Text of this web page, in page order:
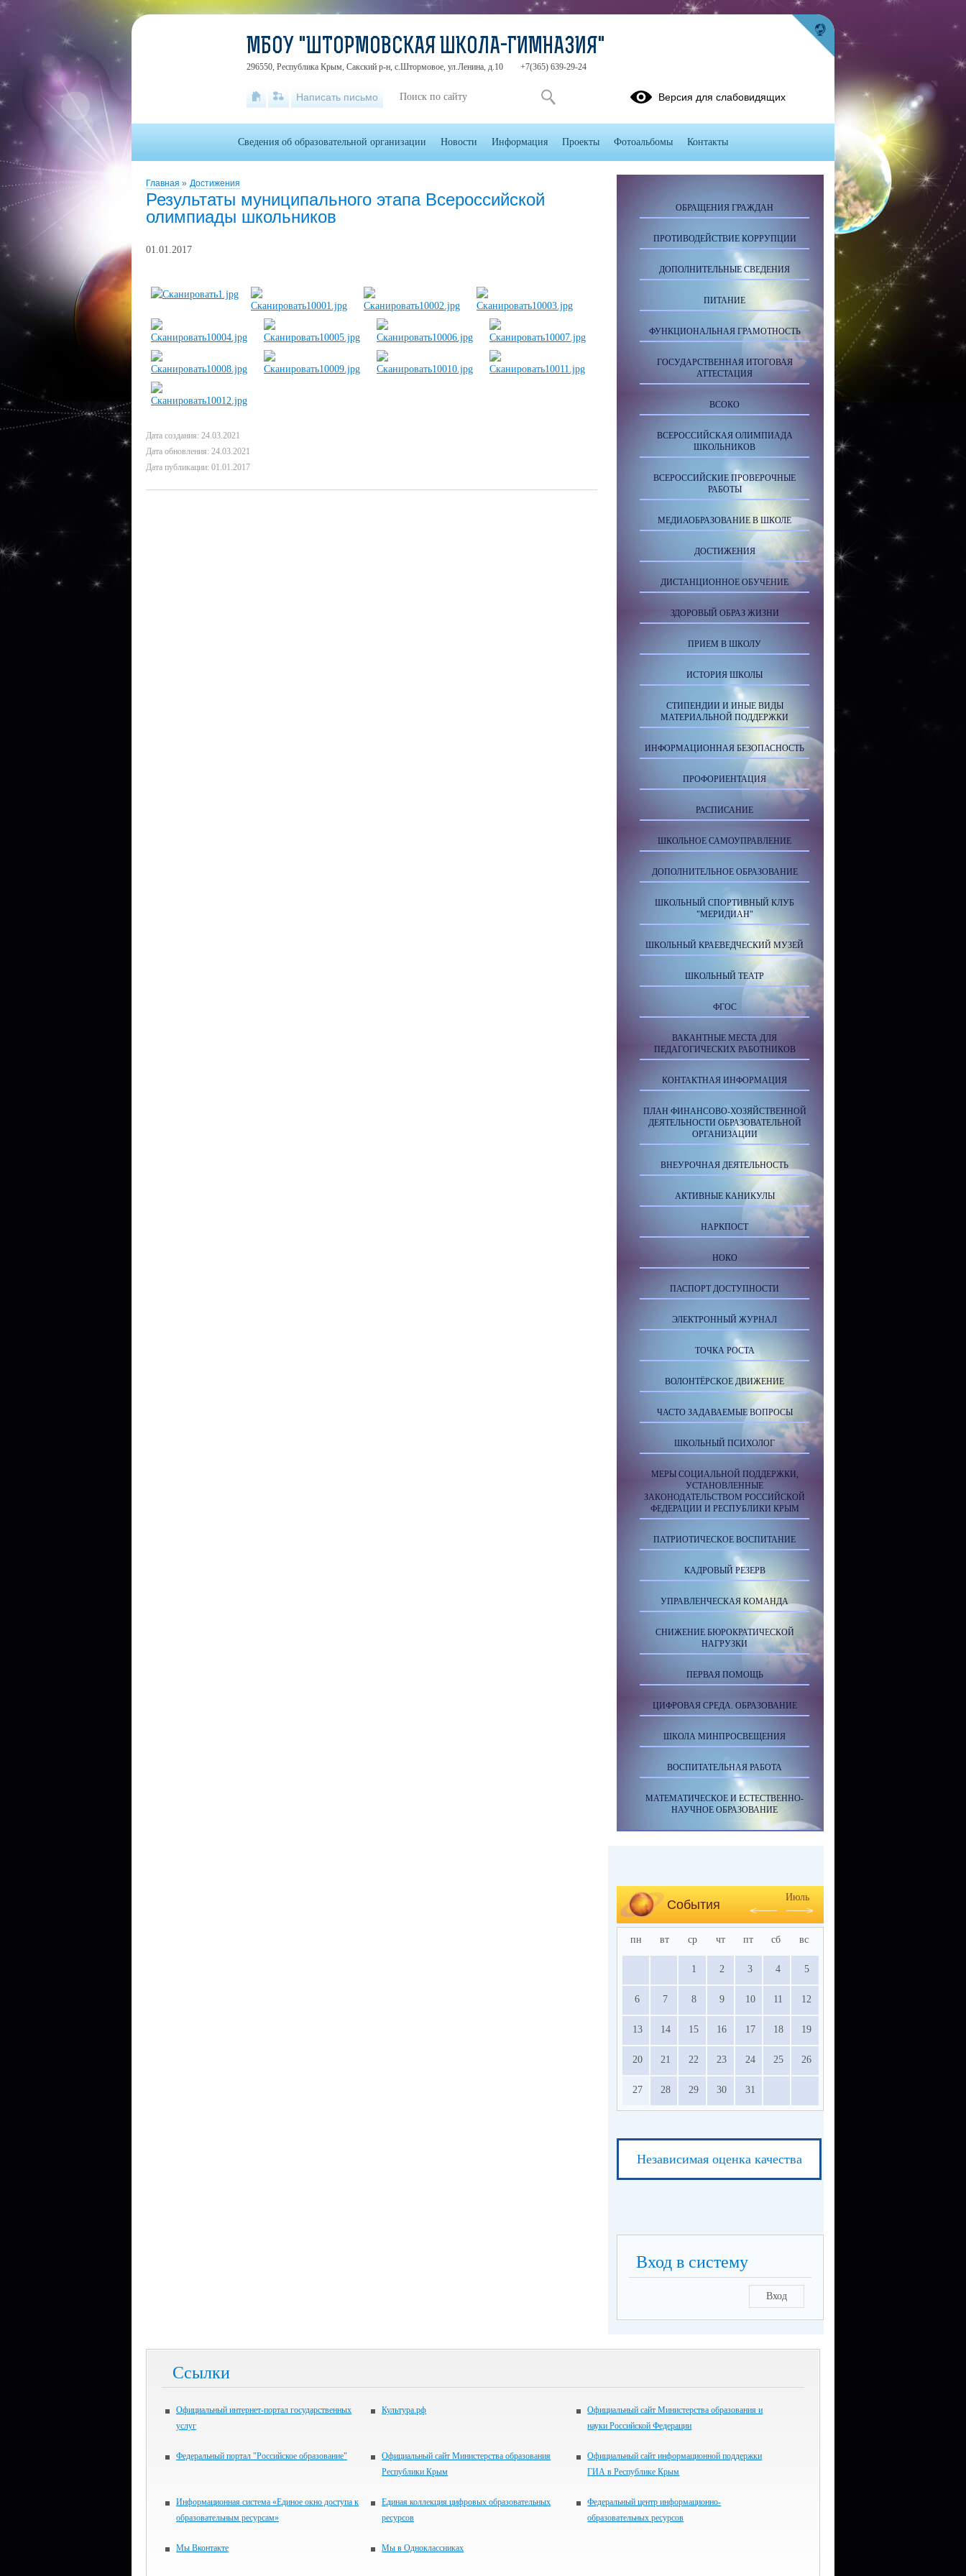
Главная » Достижения
Результаты муниципального этапа Всероссийской
олимпиады школьников
01.01.2017
Дата создания: 24.03.2021
Дата обновления: 24.03.2021
Дата публикации: 01.01.2017
ОБРАЩЕНИЯ ГРАЖДАН
ПРОТИВОДЕЙСТВИЕ КОРРУПЦИИ
ДОПОЛНИТЕЛЬНЫЕ СВЕДЕНИЯ
ПИТАНИЕ
ФУНКЦИОНАЛЬНАЯ ГРАМОТНОСТЬ
ГОСУДАРСТВЕННАЯ ИТОГОВАЯ
АТТЕСТАЦИЯ
ВСОКО
ВСЕРОССИЙСКАЯ ОЛИМПИАДА
ШКОЛЬНИКОВ
ВСЕРОССИЙСКИЕ ПРОВЕРОЧНЫЕ
РАБОТЫ
МЕДИАОБРАЗОВАНИЕ В ШКОЛЕ
ДОСТИЖЕНИЯ
ДИСТАНЦИОННОЕ ОБУЧЕНИЕ
ЗДОРОВЫЙ ОБРАЗ ЖИЗНИ
ПРИЕМ В ШКОЛУ
ИСТОРИЯ ШКОЛЫ
СТИПЕНДИИ И ИНЫЕ ВИДЫ
МАТЕРИАЛЬНОЙ ПОДДЕРЖКИ
ИНФОРМАЦИОННАЯ БЕЗОПАСНОСТЬ
ПРОФОРИЕНТАЦИЯ
РАСПИСАНИЕ
ШКОЛЬНОЕ САМОУПРАВЛЕНИЕ
ДОПОЛНИТЕЛЬНОЕ ОБРАЗОВАНИЕ
ШКОЛЬНЫЙ СПОРТИВНЫЙ КЛУБ
"МЕРИДИАН"
ШКОЛЬНЫЙ КРАЕВЕДЧЕСКИЙ МУЗЕЙ
ШКОЛЬНЫЙ ТЕАТР
ФГОС
ВАКАНТНЫЕ МЕСТА ДЛЯ
ПЕДАГОГИЧЕСКИХ РАБОТНИКОВ
КОНТАКТНАЯ ИНФОРМАЦИЯ
ПЛАН ФИНАНСОВО-ХОЗЯЙСТВЕННОЙ
ДЕЯТЕЛЬНОСТИ ОБРАЗОВАТЕЛЬНОЙ
ОРГАНИЗАЦИИ
ВНЕУРОЧНАЯ ДЕЯТЕЛЬНОСТЬ
АКТИВНЫЕ КАНИКУЛЫ
НАРКПОСТ
НОКО
ПАСПОРТ ДОСТУПНОСТИ
ЭЛЕКТРОННЫЙ ЖУРНАЛ
ТОЧКА РОСТА
ВОЛОНТЁРСКОЕ ДВИЖЕНИЕ
ЧАСТО ЗАДАВАЕМЫЕ ВОПРОСЫ
ШКОЛЬНЫЙ ПСИХОЛОГ
МЕРЫ СОЦИАЛЬНОЙ ПОДДЕРЖКИ,
УСТАНОВЛЕННЫЕ
ЗАКОНОДАТЕЛЬСТВОМ РОССИЙСКОЙ
ФЕДЕРАЦИИ И РЕСПУБЛИКИ КРЫМ
ПАТРИОТИЧЕСКОЕ ВОСПИТАНИЕ
КАДРОВЫЙ РЕЗЕРВ
УПРАВЛЕНЧЕСКАЯ КОМАНДА
СНИЖЕНИЕ БЮРОКРАТИЧЕСКОЙ
НАГРУЗКИ
ПЕРВАЯ ПОМОЩЬ
ЦИФРОВАЯ СРЕДА. ОБРАЗОВАНИЕ
ШКОЛА МИНПРОСВЕЩЕНИЯ
ВОСПИТАТЕЛЬНАЯ РАБОТА
МАТЕМАТИЧЕСКОЕ И ЕСТЕСТВЕННО-
НАУЧНОЕ ОБРАЗОВАНИЕ
События
Июль
пн вт ср чт пт сб вс
1 2 3 4 5
6 7 8 9 10 11 12
13 14 15 16 17 18 19
20 21 22 23 24 25 26
27 28 29 30 31
Независимая оценка качества
Вход в систему
Вход
Ссылки
Официальный интернет-портал государственных
услуг
Культура.рф
Официальный сайт Министерства образования и
науки Российской Федерации
Федеральный портал "Российское образование"
Официальный сайт Министерства образования
Республики Крым
Официальный сайт информационной поддержки
ГИА в Республике Крым
Информационная система «Единое окно доступа к
образовательным ресурсам»
Единая коллекция цифровых образовательных
ресурсов
Федеральный центр информационно-
образовательных ресурсов
Мы Вконтакте Мы в Одноклассниках
МБОУ "ШТОРМОВСКАЯ ШКОЛА-ГИМНАЗИЯ"
296550, Республика Крым, Сакский р-н, с.Штормовое, ул.Ленина, д.10 +7(365) 639-29-24
Написать письмо Версия для слабовидящих
Сведения об образовательной организации Новости Информация Проекты Фотоальбомы Контакты